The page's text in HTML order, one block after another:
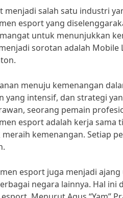
menjadi salah satu industri
esport yang
untuk menunjukkan
sorotan adalah Mobile
menuju kemenangan
yang intensif, dan strategi
seorang pemain
esport adalah kerja sama
kemenangan. Setiap
esport juga menjadi
negara lainnya. Hal ini